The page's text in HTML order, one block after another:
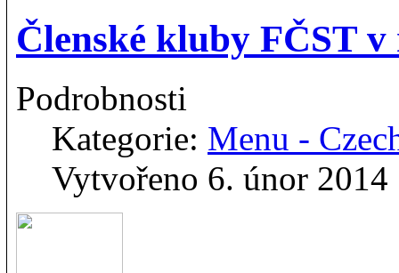
Členské kluby FČST v
Podrobnosti
Kategorie: Menu -
Vytvořeno 6. únor 2014